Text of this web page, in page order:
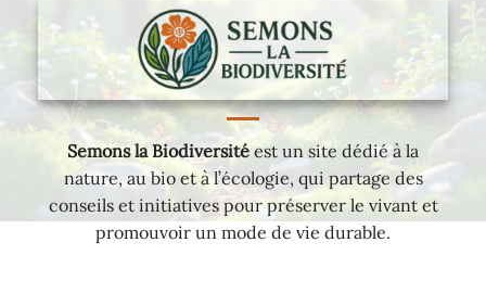
Semons la Biodiversité est un site dédié à la
nature, au bio et à l’écologie, qui partage des
conseils et initiatives pour préserver le vivant et
promouvoir un mode de vie durable.